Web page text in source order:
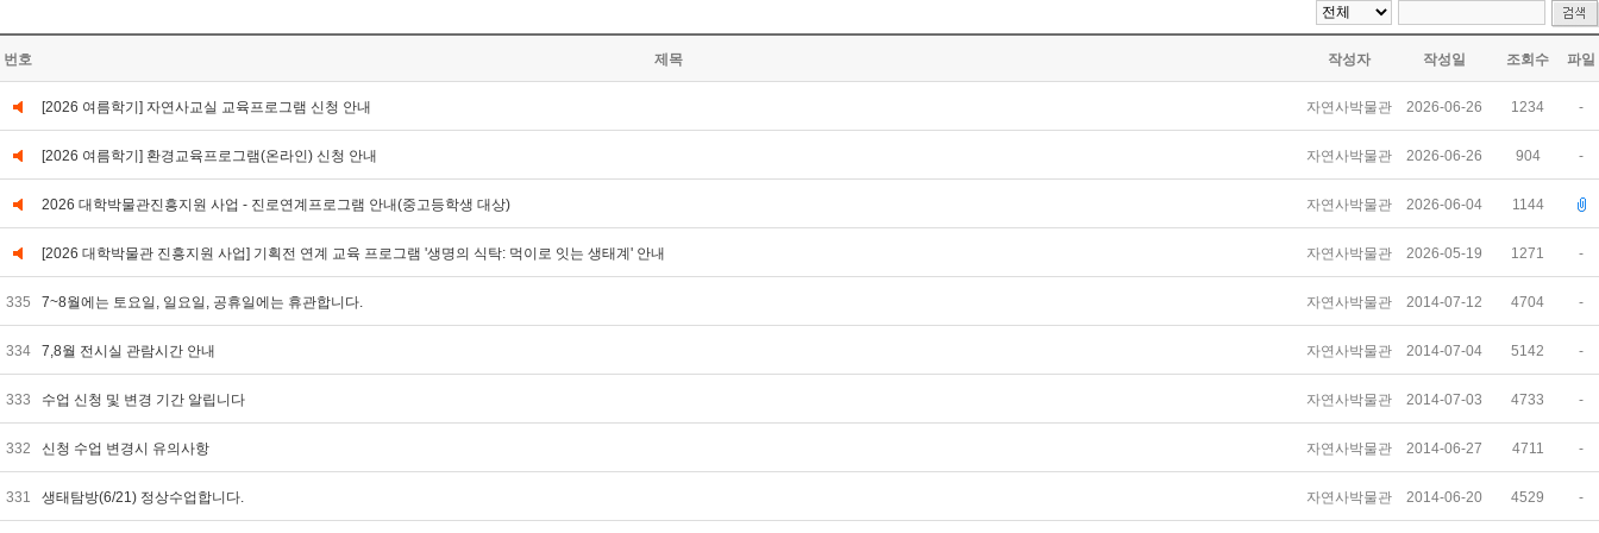
번호 제목 작성자 작성일 조회수 파일
[2026 여름학기] 자연사교실 교육프로그램 신청 안내 자연사박물관 2026-06-26 1234 -
[2026 여름학기] 환경교육프로그램(온라인) 신청 안내 자연사박물관 2026-06-26 904 -
2026 대학박물관진흥지원 사업 - 진로연계프로그램 안내(중고등학생 대상) 자연사박물관 2026-06-04 1144
[2026 대학박물관 진흥지원 사업] 기획전 연계 교육 프로그램 '생명의 식탁: 먹이로 잇는 생태계' 안내 자연사박물관 2026-05-19 1271 -
335 7~8월에는 토요일, 일요일, 공휴일에는 휴관합니다. 자연사박물관 2014-07-12 4704 -
334 7,8월 전시실 관람시간 안내 자연사박물관 2014-07-04 5142 -
333 수업 신청 및 변경 기간 알립니다 자연사박물관 2014-07-03 4733 -
332 신청 수업 변경시 유의사항 자연사박물관 2014-06-27 4711 -
331 생태탐방(6/21) 정상수업합니다. 자연사박물관 2014-06-20 4529 -